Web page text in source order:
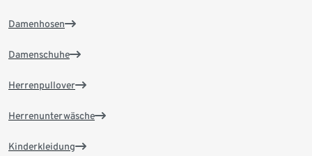
Damenhosen
Damenschuhe
Herrenpullover
Herrenunterwäsche
Kinderkleidung